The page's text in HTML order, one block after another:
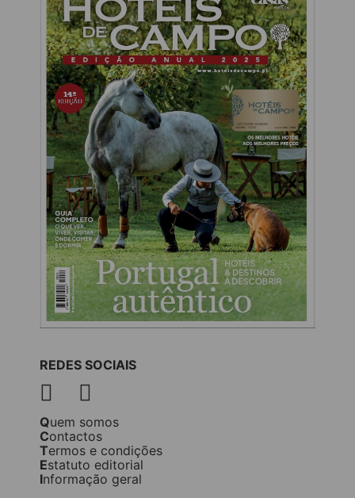
REDES SOCIAIS
Quem somos
Contactos
Termos e condições
Estatuto editorial
Informação geral